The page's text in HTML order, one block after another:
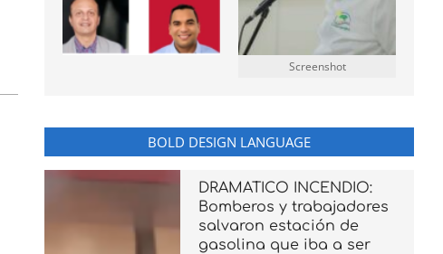
Screenshot
BOLD DESIGN LANGUAGE
DRAMATICO INCENDIO:
Bomberos y trabajadores
salvaron estación de
gasolina que iba a ser